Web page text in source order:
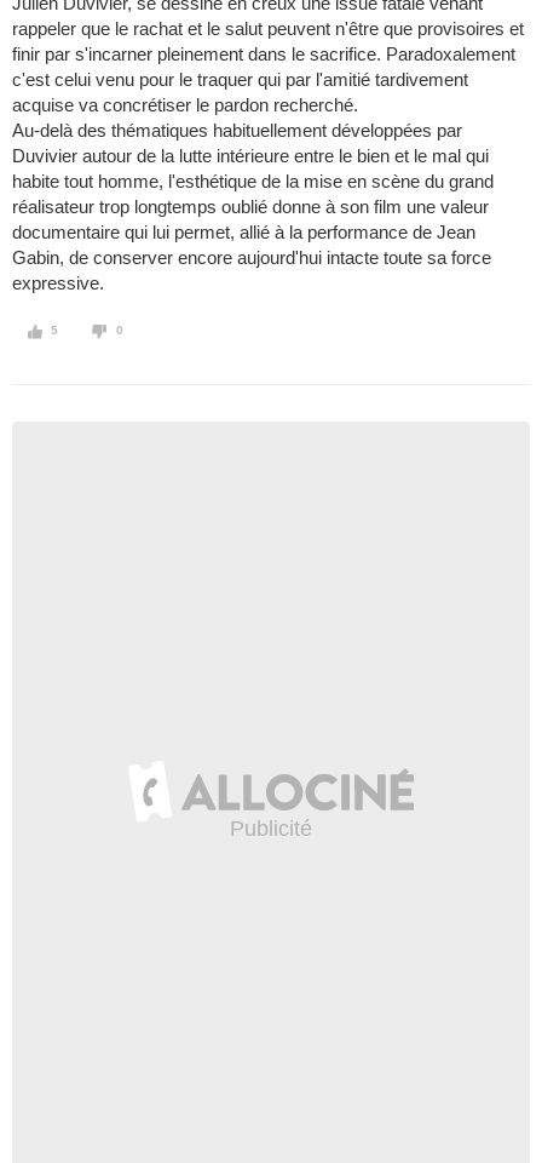
rappeler que le rachat et le salut peuvent n'être que provisoires et
finir par s'incarner pleinement dans le sacrifice. Paradoxalement
c'est celui venu pour le traquer qui par l'amitié tardivement
acquise va concrétiser le pardon recherché.
Au-delà des thématiques habituellement développées par
Duvivier autour de la lutte intérieure entre le bien et le mal qui
habite tout homme, l'esthétique de la mise en scène du grand
réalisateur trop longtemps oublié donne à son film une valeur
documentaire qui lui permet, allié à la performance de Jean
Gabin, de conserver encore aujourd'hui intacte toute sa force
expressive.
5 0